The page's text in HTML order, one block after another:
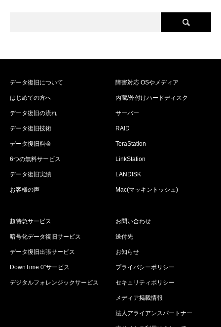
データ復旧について
はじめての方へ
データ復旧の流れ
データ復旧技術
データ復旧料金
6つの無料サービス
データ復旧実績
お客様の声
障害対応 OSやメディア
内蔵/外付けハードディスク
サーバー
RAID
TeraStation
LinkStation
LANDISK
Mac(マッキントッシュ)
超特急サービス
暗号化データ復旧サービス
データ復旧出張サービス
DownTime 0”サービス
デジタルフォレンジックサービス
お問い合わせ
送付先
お知らせ
プライバシーポリシー
セキュリティポリシー
メディア掲載情報
法人アライアンスパートナー